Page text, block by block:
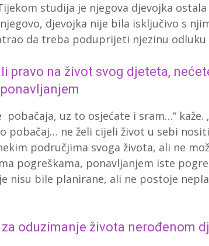
studija je njegova djevojka
djevojka nije bila isključivo s
da treba poduprijeti njezinu odluku
pravo na život svog djeteta,
pobačaja, uz to osjećate i sram…“ kaže.
pobačaj… ne želi cijeli život u sebi
područjima svoga života, ali ne
pogreškama, ponavljanjem iste
nisu bile planirane, ali ne postoje
oduzimanje života nerođenom